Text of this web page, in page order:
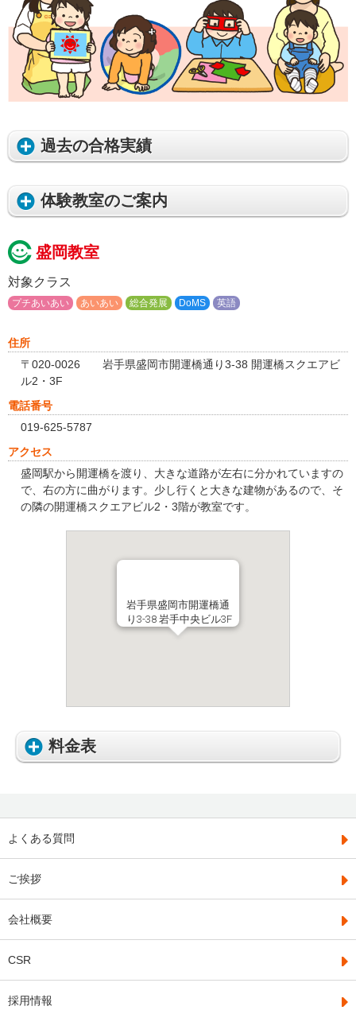
過去の合格実績
体験教室のご案内
盛岡教室
対象クラス
プチあいあい あいあい 総合発展 DoMS 英語
住所
〒020-0026 岩手県盛岡市開運橋通り3-38 開運橋スクエアビ
ル2・3F
電話番号
019-625-5787
アクセス
盛岡駅から開運橋を渡り、大きな道路が左右に分かれていますの
で、右の方に曲がります。少し行くと大きな建物があるので、そ
の隣の開運橋スクエアビル2・3階が教室です。
岩手県盛岡市開運橋通
り3-38 岩手中央ビル3F
料金表
よくある質問
ご挨拶
会社概要
CSR
採用情報